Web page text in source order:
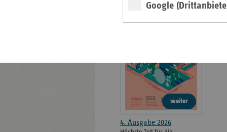
Google
ePaper
weiter
4. Ausgabe 2026